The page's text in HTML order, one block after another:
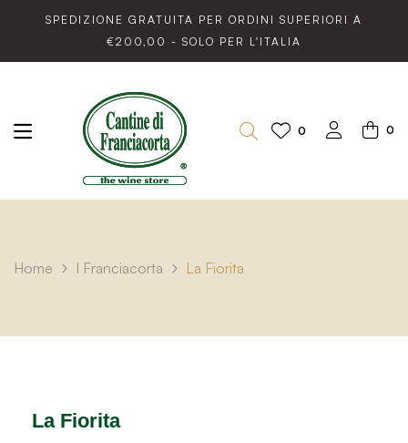
SPEDIZIONE GRATUITA PER ORDINI SUPERIORI A
€200,00 - SOLO PER L'ITALIA
0 0
Home I Franciacorta La Fiorita
La Fiorita